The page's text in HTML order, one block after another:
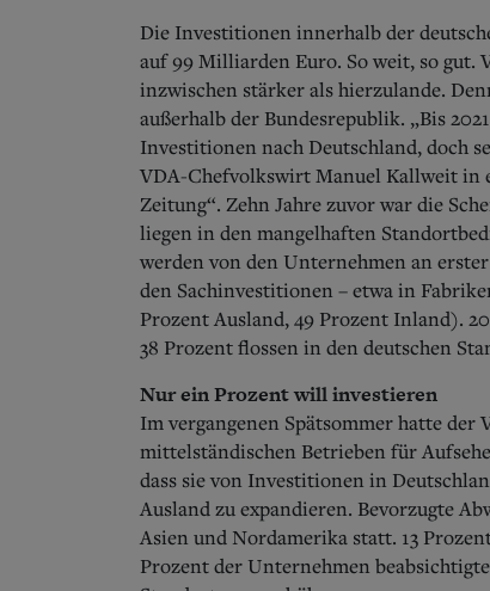
Die Investitionen innerhalb der
auf 99 Milliarden Euro. So weit, so gut.
inzwischen stärker als hierzulande.
außerhalb der Bundesrepublik. „Bis
Investitionen nach Deutschland, doch
VDA-Chefvolkswirt Manuel Kallweit
Zeitung“. Zehn Jahre zuvor war die
liegen in den mangelhaften
werden von den Unternehmen an
den Sachinvestitionen – etwa in
Prozent Ausland, 49 Prozent Inland).
38 Prozent flossen in den deutschen
Nur ein Prozent will investieren
Im vergangenen Spätsommer hatte
mittelständischen Betrieben für
dass sie von Investitionen in
Ausland zu expandieren. Bevorzugte
Asien und Nordamerika statt. 13
Prozent der Unternehmen